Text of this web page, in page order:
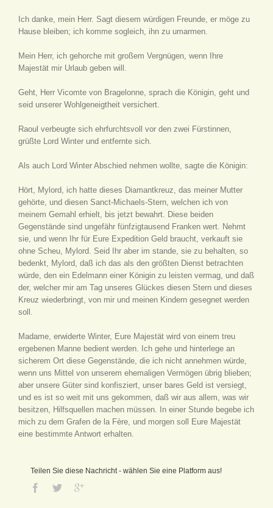
Ich danke, mein Herr. Sagt diesem würdigen Freunde, er möge zu
Hause bleiben; ich komme sogleich, ihn zu umarmen.
Mein Herr, ich gehorche mit großem Vergnügen, wenn Ihre
Majestät mir Urlaub geben will.
Geht, Herr Vicomte von Bragelonne, sprach die Königin, geht und
seid unserer Wohlgeneigtheit versichert.
Raoul verbeugte sich ehrfurchtsvoll vor den zwei Fürstinnen,
grüßte Lord Winter und entfernte sich.
Als auch Lord Winter Abschied nehmen wollte, sagte die Königin:
Hört, Mylord, ich hatte dieses Diamantkreuz, das meiner Mutter
gehörte, und diesen Sanct-Michaels-Stern, welchen ich von
meinem Gemahl erhielt, bis jetzt bewahrt. Diese beiden
Gegenstände sind ungefähr fünfzigtausend Franken wert. Nehmt
sie, und wenn Ihr für Eure Expedition Geld braucht, verkauft sie
ohne Scheu, Mylord. Seid Ihr aber im stande, sie zu behalten, so
bedenkt, Mylord, daß ich das als den größten Dienst betrachten
würde, den ein Edelmann einer Königin zu leisten vermag, und daß
der, welcher mir am Tag unseres Glückes diesen Stern und dieses
Kreuz wiederbringt, von mir und meinen Kindern gesegnet werden
soll.
Madame, erwiderte Winter, Eure Majestät wird von einem treu
ergebenen Manne bedient werden. Ich gehe und hinterlege an
sicherem Ort diese Gegenstände, die ich nicht annehmen würde,
wenn uns Mittel von unserem ehemaligen Vermögen übrig blieben;
aber unsere Güter sind konfisziert, unser bares Geld ist versiegt,
und es ist so weit mit uns gekommen, daß wir aus allem, was wir
besitzen, Hilfsquellen machen müssen. In einer Stunde begebe ich
mich zu dem Grafen de la Fère, und morgen soll Eure Majestät
eine bestimmte Antwort erhalten.
Teilen Sie diese Nachricht - wählen Sie eine Platform aus!